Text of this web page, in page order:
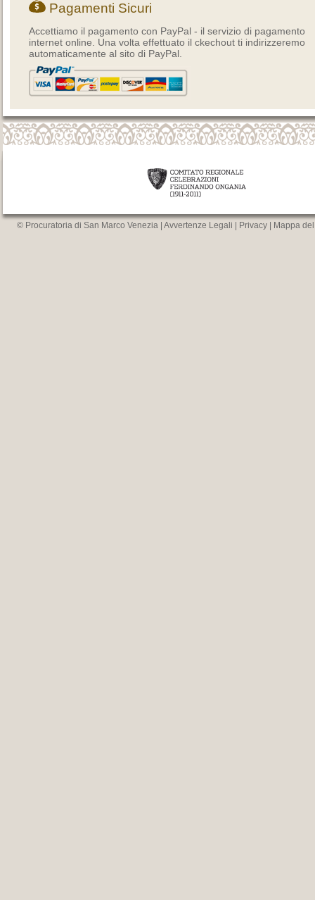
Pagamenti Sicuri
Accettiamo il pagamento con PayPal - il servizio di pagamento
internet online. Una volta effettuato il ckechout ti indirizzeremo
automaticamente al sito di PayPal.
© Procuratoria di San Marco Venezia | Avvertenze Legali Privacy Mappa